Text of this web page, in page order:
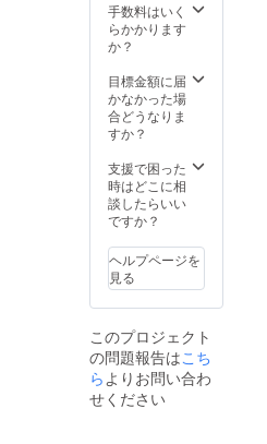
手数料はいく
らかかります
か？
目標金額に届
かなかった場
合どうなりま
すか？
支援で困った
時はどこに相
談したらいい
ですか？
ヘルプページを
見る
このプロジェクト
の問題報告はこち
ら よりお問い合わ
せください